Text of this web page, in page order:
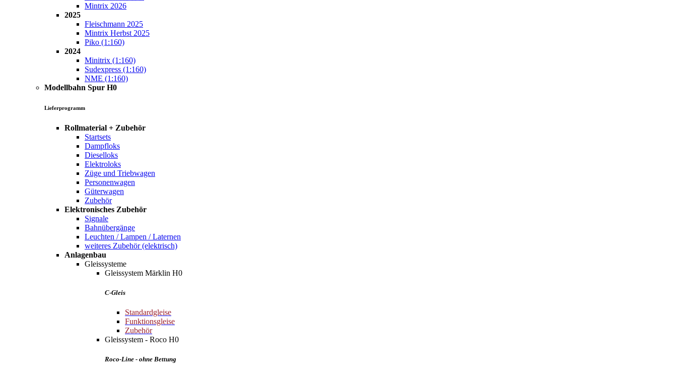
Mintrix 2026
2025
Fleischmann 2025
Mintrix Herbst 2025
Piko (1:160)
2024
Minitrix (1:160)
Sudexpress (1:160)
NME (1:160)
Modellbahn Spur H0
Lieferprogramm
Rollmaterial + Zubehör
Startsets
Dampfloks
Dieselloks
Elektroloks
Züge und Triebwagen
Personenwagen
Güterwagen
Zubehör
Elektronisches Zubehör
Signale
Bahnübergänge
Leuchten / Lampen / Laternen
weiteres Zubehör (elektrisch)
Anlagenbau
Gleissysteme
Gleissystem Märklin H0
C-Gleis
Standardgleise
Funktionsgleise
Zubehör
Gleissystem - Roco H0
Roco-Line - ohne Bettung